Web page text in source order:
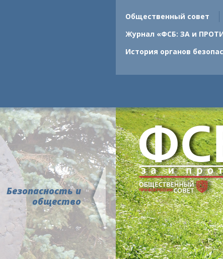
Общественный совет
Журнал «ФСБ: ЗА и
История органов
Безопасность и
общество